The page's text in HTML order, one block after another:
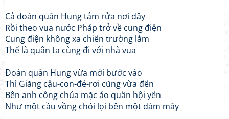
Cả đoàn quân Hung tắm rửa nơi đây
Rồi theo vua nước Pháp trở về cung điện
Cung điện không xa chiến trường lắm
Thế là quân ta cùng đi với nhà vua
Đoàn quân Hung vừa mới bước vào
Thì Giăng cậu-con-đẻ-rơi cũng vừa đến
Bên anh công chúa mặc áo quần hội yến
Như một cầu vồng chói lọi bên một đám mây